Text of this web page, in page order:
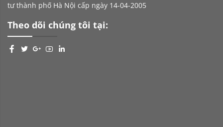
tư thành phố Hà Nội cấp ngày 14-04-2005
Theo dõi chúng tôi tại: